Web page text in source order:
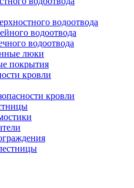
водоотвода
водоотвода
водоотвода
люки
покрытия
кровли
кровли